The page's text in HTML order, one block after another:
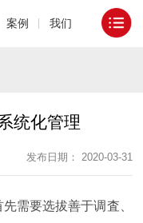
案例 我们
统化管理
发布日期： 2020-03-31
需要选拔善于调査、